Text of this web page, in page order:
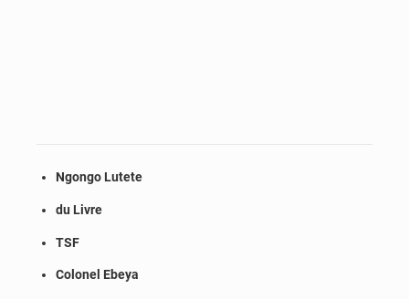
Ngongo Lutete
du Livre
TSF
Colonel Ebeya